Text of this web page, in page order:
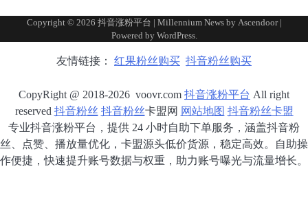
Copyright © 2026 抖音涨粉平台 | Millennium News by Ascendoor|
Powered by WordPress.
友情链接： 红果粉丝购买 抖音粉丝购买
CopyRight @ 2018-2026 voovr.com 抖音涨粉平台 All right
reserved 抖音粉丝 抖音粉丝卡盟网 网站地图 抖音粉丝卡盟
专业抖音涨粉平台，提供 24 小时自助下单服务，涵盖抖音粉
丝、点赞、播放量优化，卡盟源头低价货源，稳定高效。自助操
作便捷，快速提升账号数据与权重，助力账号曝光与流量增长。